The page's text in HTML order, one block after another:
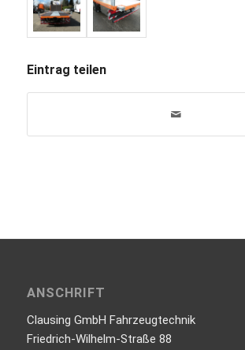
Eintrag teilen
ANSCHRIFT
Clausing GmbH Fahrzeugtechnik
Friedrich-Wilhelm-Straße 88